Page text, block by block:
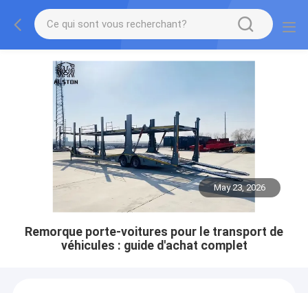
May 23, 2026
Remorque porte-voitures pour le transport de
véhicules : guide d'achat complet